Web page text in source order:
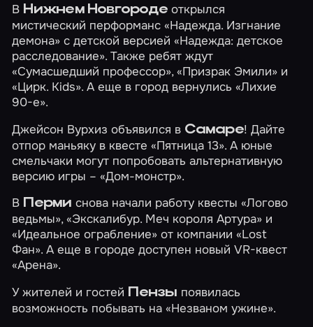
В Нижнем Новгородеоткрылся
мистический перформанс«Надежда. Изгнание
демона» с детской версией«Надежда: детское
расследование». Также ребят ждут
«Сумасшедший профессор»,«Призрак Эмили» и
«Цирк. Kids». А еще в город вернулись«Лихие
90-е».
Джейсон Вурхиз объявился в Самаре! Дайте
отпор маньяку в квесте«Пятница 13». А юные
смельчаки могут попробовать альтернативную
версию игры –«Дом-монстр».
В Перми снова начали работу квесты «Логово
ведьмы»,«Экскалибур. Меч короля Артура» и
«Идеальное ограбление» от компании «Lost
Фан». А еще в городе доступен новый VR-квест
«Арена».
У жителей и гостей Пензы появилась
возможность побывать на«Незваном ужине».